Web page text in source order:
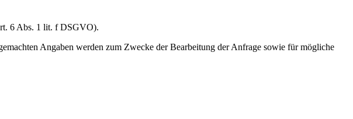
6 Abs. 1 lit. f DSGVO).
Angaben werden zum Zwecke der Bearbeitung der Anfrage sowie für mögliche